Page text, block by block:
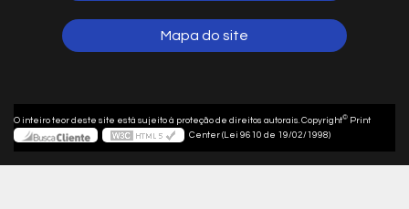
Mapa do site
O inteiro teor deste site está sujeito à proteção de direitos autorais. Copyright© Print
Center (Lei 9610 de 19/02/1998)